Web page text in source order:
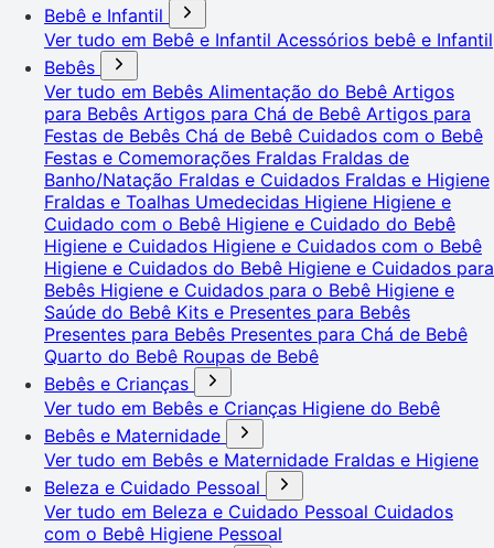
Bebê e Infantil
Ver tudo em Bebê e Infantil Acessórios bebê e Infantil
Bebês
Ver tudo em Bebês Alimentação do Bebê Artigos
para Bebês Artigos para Chá de Bebê Artigos para
Festas de Bebês Chá de Bebê Cuidados com o Bebê
Festas e Comemorações Fraldas Fraldas de
Banho/Natação Fraldas e Cuidados Fraldas e Higiene
Fraldas e Toalhas Umedecidas Higiene Higiene e
Cuidado com o Bebê Higiene e Cuidado do Bebê
Higiene e Cuidados Higiene e Cuidados com o Bebê
Higiene e Cuidados do Bebê Higiene e Cuidados para
Bebês Higiene e Cuidados para o Bebê Higiene e
Saúde do Bebê Kits e Presentes para Bebês
Presentes para Bebês Presentes para Chá de Bebê
Quarto do Bebê Roupas de Bebê
Bebês e Crianças
Ver tudo em Bebês e Crianças Higiene do Bebê
Bebês e Maternidade
Ver tudo em Bebês e Maternidade Fraldas e Higiene
Beleza e Cuidado Pessoal
Ver tudo em Beleza e Cuidado Pessoal Cuidados
com o Bebê Higiene Pessoal